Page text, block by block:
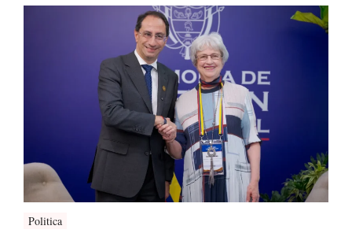
Politica